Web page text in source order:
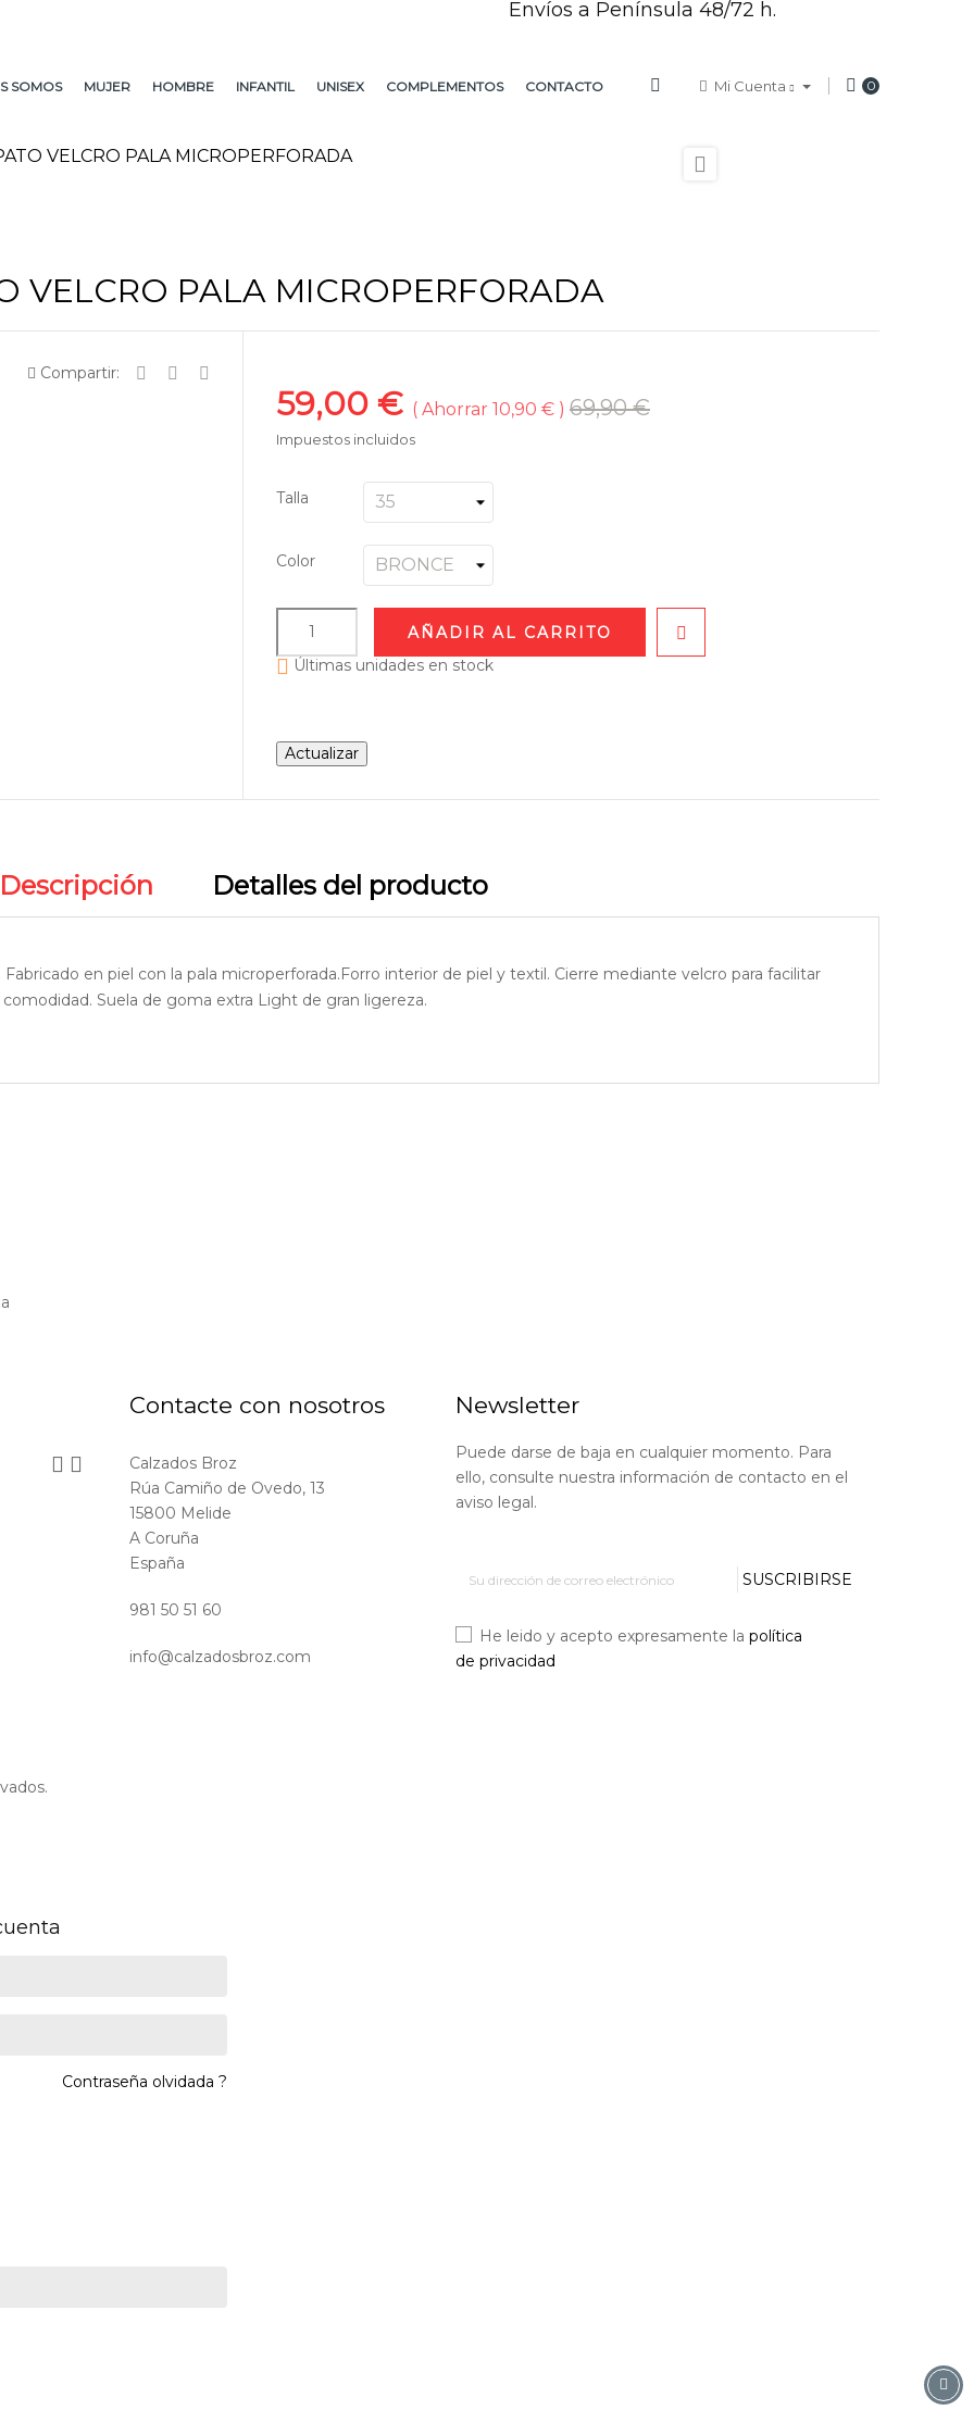
Envíos a Península 48/72 h.
SOMOS MUJER HOMBRE INFANTIL UNISEX COMPLEMENTOS CONTACTO Mi Cuenta 0
VELCRO PALA MICROPERFORADA 
VELCRO PALA MICROPERFORADA
Compartir:
59,00 € Ahorrar 10,90 € 69,90 €
Impuestos incluidos
Talla
Color
AÑADIR AL CARRITO
 Últimas unidades en stock
Descripción Detalles del producto
en piel con la pala microperforada.Forro interior de piel y textil. Cierre mediante velcro para facilitar
Suela de goma extra Light de gran ligereza.
 
Contacte con nosotros
Calzados Broz
Rúa Camiño de Ovedo, 13
15800 Melide
A Coruña
España
981 50 51 60
info@calzadosbroz.com
Newsletter
Puede darse de baja en cualquier momento. Para
ello, consulte nuestra información de contacto en el
aviso legal.
SUSCRIBIRSE
He leido y acepto expresamente la política
de privacidad
Contraseña olvidada ?